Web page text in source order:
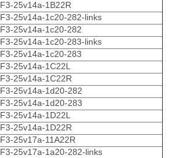
F3-25v14a-1B22R
F3-25v14a-1c20-282-links
F3-25v14a-1c20-282
F3-25v14a-1c20-283-links
F3-25v14a-1c20-283
F3-25v14a-1C22L
F3-25v14a-1C22R
F3-25v14a-1d20-282
F3-25v14a-1d20-283
F3-25v14a-1D22L
F3-25v14a-1D22R
F3-25v17a-11A22R
F3-25v17a-1a20-282-links